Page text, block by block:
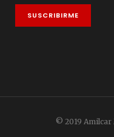
© 2019 Amilcar